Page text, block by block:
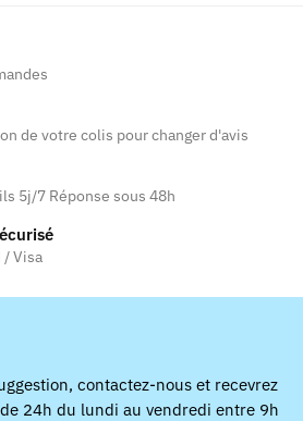
de votre colis pour changer d'avis
5j/7 Réponse sous 48h
/ Visa
contactez-nous et recevrez
24h du lundi au vendredi entre 9h